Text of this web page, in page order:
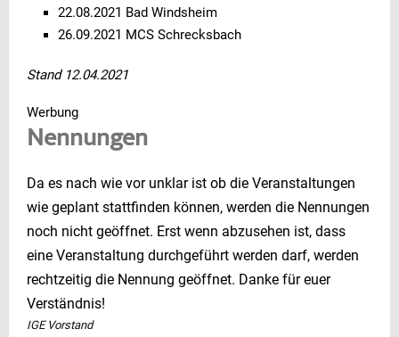
22.08.2021 Bad Windsheim
26.09.2021 MCS Schrecksbach
Stand 12.04.2021
Werbung
Nennungen
Da es nach wie vor unklar ist ob die Veranstaltungen
wie geplant stattfinden können, werden die Nennungen
noch nicht geöffnet. Erst wenn abzusehen ist, dass
eine Veranstaltung durchgeführt werden darf, werden
rechtzeitig die Nennung geöffnet. Danke für euer
Verständnis!
IGE Vorstand